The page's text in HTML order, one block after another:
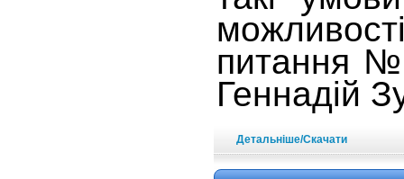
питання
Геннадій
Детальніше/Скачати